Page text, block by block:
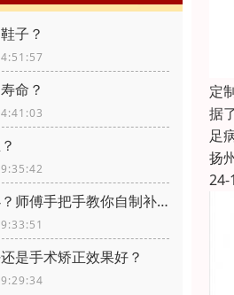
子？
命？
两条腿长短不一怎么办？师傅手把手教你自制补高鞋
是手术矫正效果好？
定
据
足
扬
24-